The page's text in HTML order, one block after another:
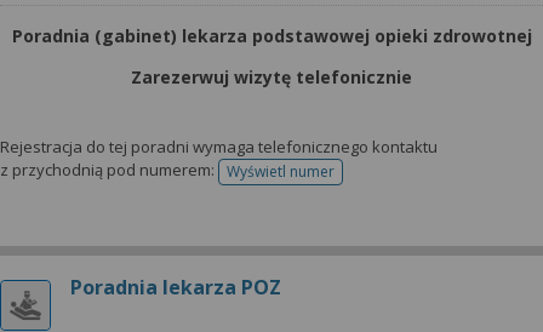
Poradnia (gabinet) lekarza podstawowej opieki zdrowotnej
Zarezerwuj wizytę telefonicznie
Rejestracja do tej poradni wymaga telefonicznego kontaktu
z przychodnią pod numerem:
Wyświetl numertelefonu do rejestracji
Poradnia lekarza POZ